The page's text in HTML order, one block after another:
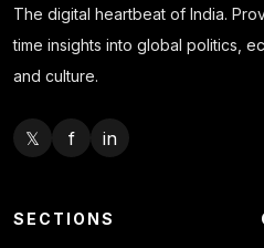
The digital heartbeat of India.
time insights into global politics,
and culture.
𝕏 f in
SECTIONS